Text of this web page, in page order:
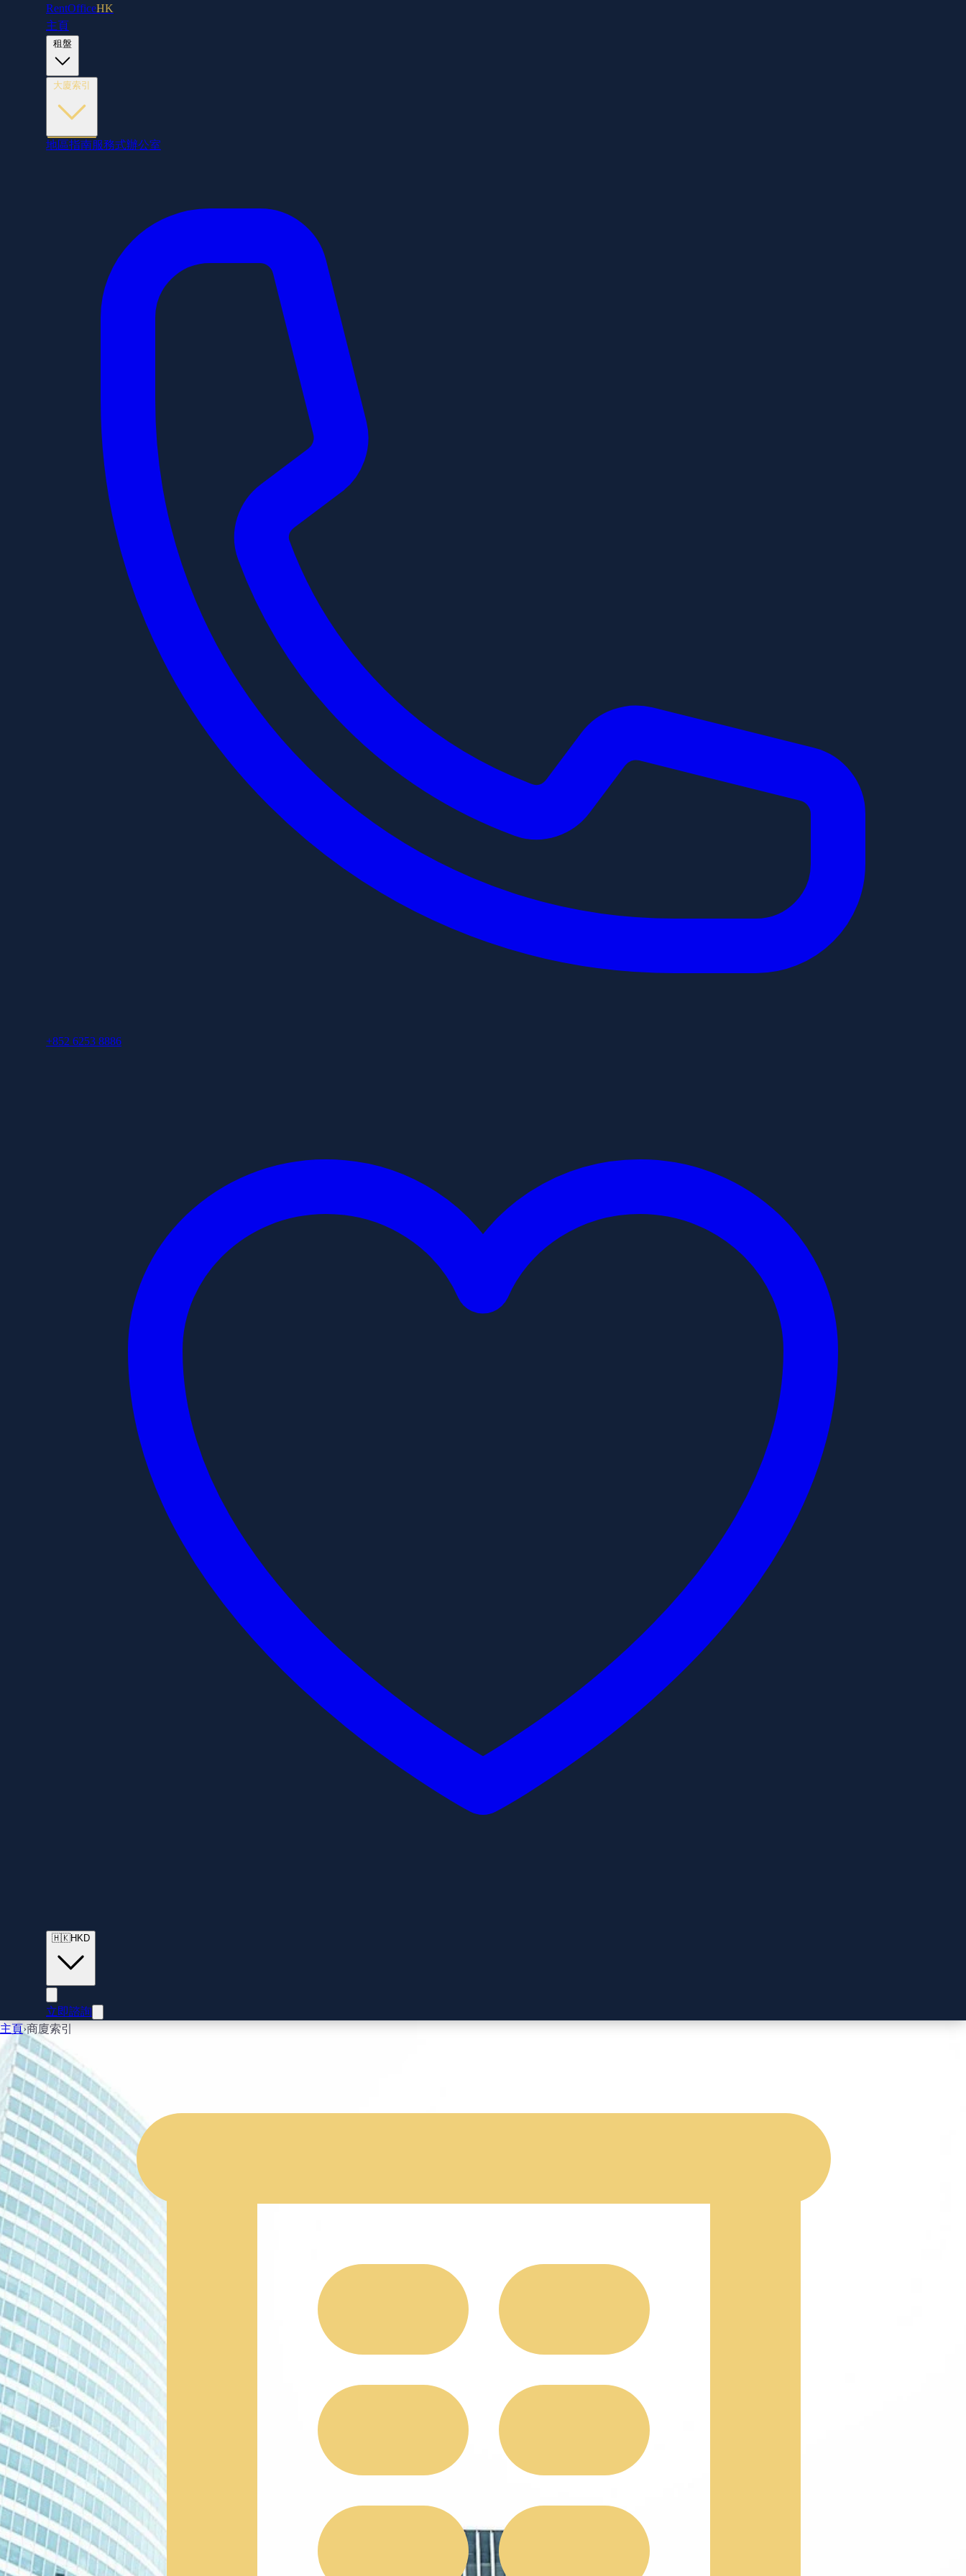
RentOfficeHK
主頁
地區指南服務式辦公室
+852 6253 8886
🇭🇰HKD
立即諮詢
主頁›商廈索引